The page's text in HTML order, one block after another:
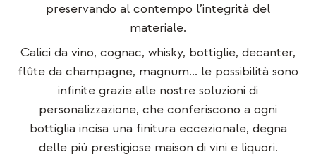
preservando al contempo l’integrità del
materiale.
Calici da vino, cognac, whisky, bottiglie, decanter,
flûte da champagne, magnum... le possibilità sono
infinite grazie alle nostre soluzioni di
personalizzazione, che conferiscono a ogni
bottiglia incisa una finitura eccezionale, degna
delle più prestigiose maison di vini e liquori.